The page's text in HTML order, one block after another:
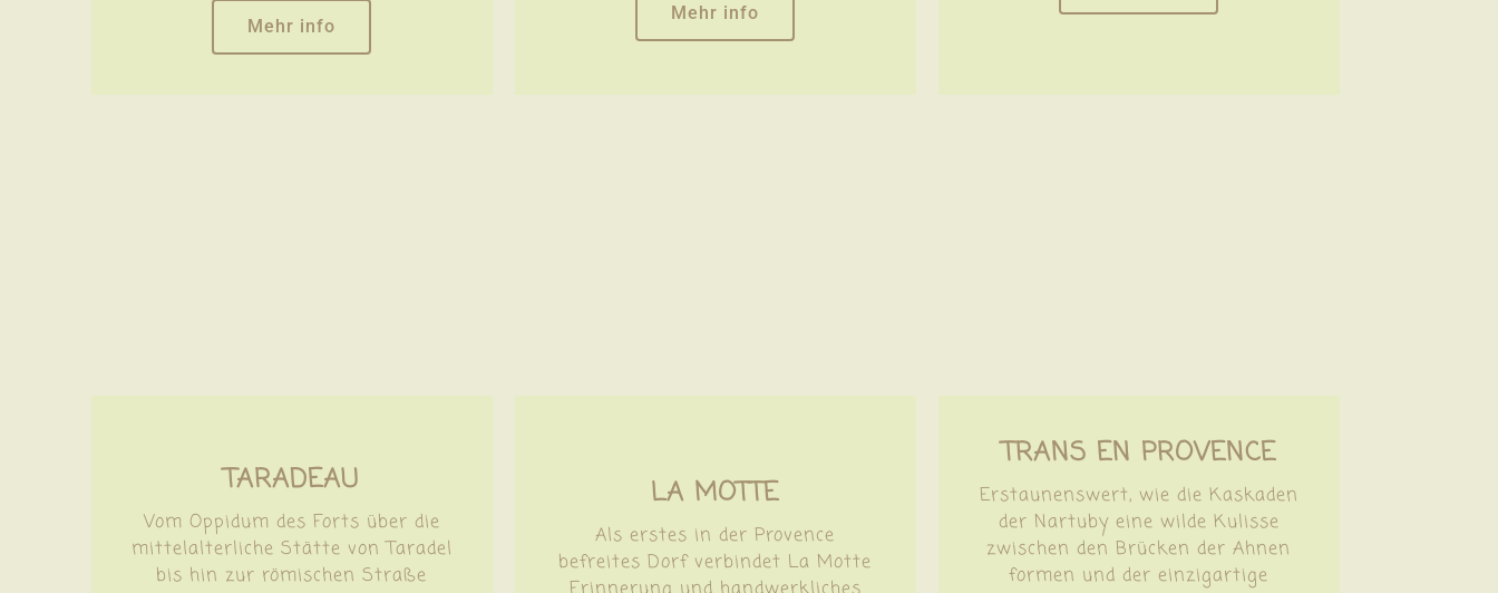
Mehr info
Mehr info
TARADEAU
Vom Oppidum des Forts über die
mittelalterliche Stätte von Taradel
bis hin zur römischen Straße
LA MOTTE
Als erstes in der Provence
befreites Dorf verbindet La Motte
TRANS EN PROVENCE
Erstaunenswert, wie die Kaskaden
der Nartuby eine wilde Kulisse
zwischen den Brücken der Ahnen
formen und der einzigartige